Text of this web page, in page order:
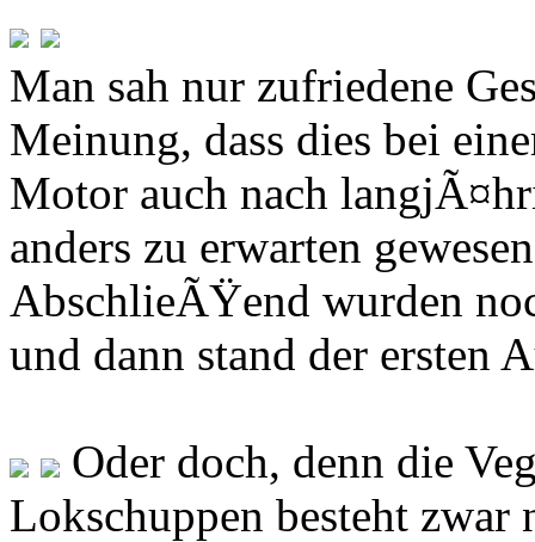
Man sah nur zufriedene
Meinung, dass dies bei
Motor auch nach
anders zu erwarten
AbschlieÃŸend wurden
und dann stand der ersten
Oder doch, denn die
Lokschuppen besteht